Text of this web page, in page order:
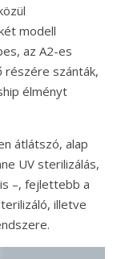
modell
az A2-es
részére szánták,
élményt
átlátszó, alap
UV sterilizálás,
–, fejlettebb a
illetve